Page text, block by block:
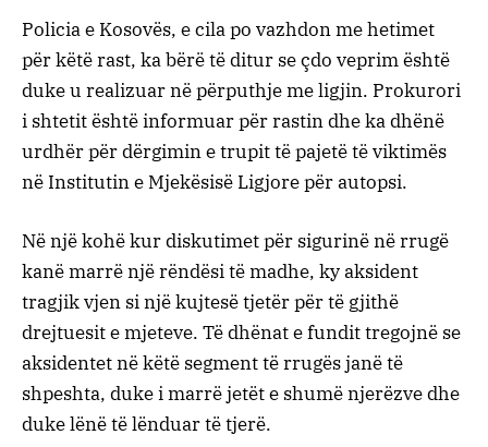
Policia e Kosovës, e cila po vazhdon me hetimet
për këtë rast, ka bërë të ditur se çdo veprim është
duke u realizuar në përputhje me ligjin. Prokurori
i shtetit është informuar për rastin dhe ka dhënë
urdhër për dërgimin e trupit të pajetë të viktimës
në Institutin e Mjekësisë Ligjore për autopsi.
Në një kohë kur diskutimet për sigurinë në rrugë
kanë marrë një rëndësi të madhe, ky aksident
tragjik vjen si një kujtesë tjetër për të gjithë
drejtuesit e mjeteve. Të dhënat e fundit tregojnë se
aksidentet në këtë segment të rrugës janë të
shpeshta, duke i marrë jetët e shumë njerëzve dhe
duke lënë të lënduar të tjerë.